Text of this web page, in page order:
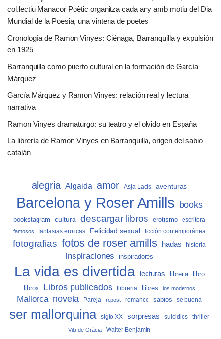
col.lectiu Manacor Poètic organitza cada any amb motiu del Dia
Mundial de la Poesia, una vintena de poetes
Cronología de Ramon Vinyes: Ciénaga, Barranquilla y expulsión
en 1925
Barranquilla como puerto cultural en la formación de García
Márquez
García Márquez y Ramon Vinyes: relación real y lectura
narrativa
Ramon Vinyes dramaturgo: su teatro y el olvido en España
La librería de Ramon Vinyes en Barranquilla, origen del sabio
catalán
alegria Algaida amor Asja Lacis aventuras
Barcelona y Roser Amills books
bookstagram cultura descargar libros erotismo escritora
famosos fantasias eroticas Felicidad sexual ficción contemporánea
fotografias fotos de roser amills hadas historia
inspiraciones inspiradores
La vida es divertida lecturas libreria
libro
libros
Libros publicados llibreria llibres los modernos
Mallorca novela Pareja repost romance sabios se buena
ser mallorquina siglo XX sorpresas suicidios thriller
Vila de Gràcia Walter Benjamin